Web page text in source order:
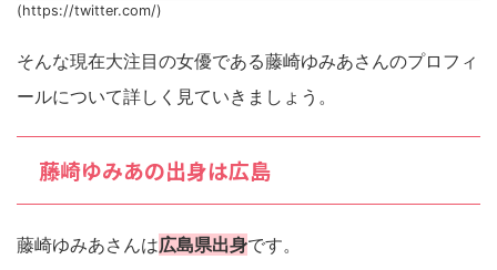
(https://twitter.com/)
そんな現在大注目の女優である藤崎ゆみあさんのプロフィ
ールについて詳しく見ていきましょう。
藤崎ゆみあの出身は広島
藤崎ゆみあさんは広島県出身です。